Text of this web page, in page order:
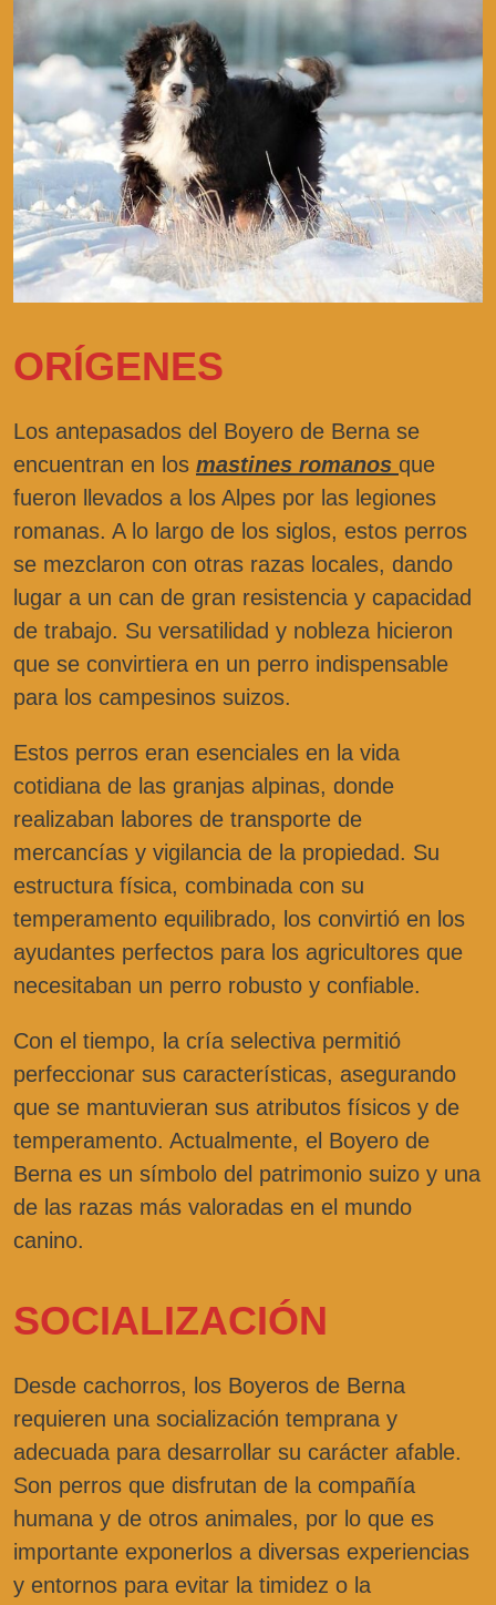
ORÍGENES
Los antepasados del Boyero de Berna se
encuentran en los mastines romanos que
fueron llevados a los Alpes por las legiones
romanas. A lo largo de los siglos, estos perros
se mezclaron con otras razas locales, dando
lugar a un can de gran resistencia y capacidad
de trabajo. Su versatilidad y nobleza hicieron
que se convirtiera en un perro indispensable
para los campesinos suizos.
Estos perros eran esenciales en la vida
cotidiana de las granjas alpinas, donde
realizaban labores de transporte de
mercancías y vigilancia de la propiedad. Su
estructura física, combinada con su
temperamento equilibrado, los convirtió en los
ayudantes perfectos para los agricultores que
necesitaban un perro robusto y confiable.
Con el tiempo, la cría selectiva permitió
perfeccionar sus características, asegurando
que se mantuvieran sus atributos físicos y de
temperamento. Actualmente, el Boyero de
Berna es un símbolo del patrimonio suizo y una
de las razas más valoradas en el mundo
canino.
SOCIALIZACIÓN
Desde cachorros, los Boyeros de Berna
requieren una socialización temprana y
adecuada para desarrollar su carácter afable.
Son perros que disfrutan de la compañía
humana y de otros animales, por lo que es
importante exponerlos a diversas experiencias
y entornos para evitar la timidez o la